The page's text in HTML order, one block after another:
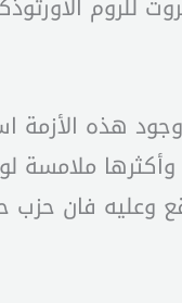
هذه الأزمة
وعليه فان